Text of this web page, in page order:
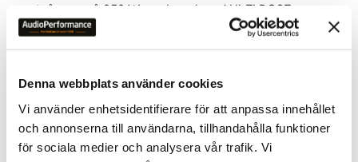
Denna webbplats använder cookies
Vi använder enhetsidentifierare för att anpassa innehållet
och annonserna till användarna, tillhandahålla funktioner
för sociala medier och analysera vår trafik. Vi
utgången på 250 W per kanal med Hi-Fi ROSE:s
klass-AD-förstärkare som maximerar
driftshastigheten och noggrannheten för att
Specifikation